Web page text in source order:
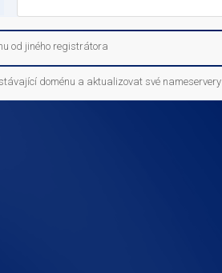
od jiného registrátora
doménu a aktualizovat své nameservery